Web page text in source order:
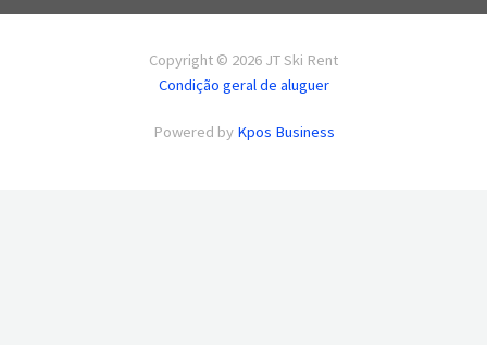
Copyright © 2026 JT Ski Rent
Condição geral de aluguer
Powered by Kpos Business